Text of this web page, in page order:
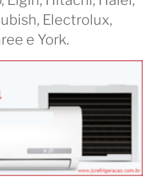
Electrolux,
e York.